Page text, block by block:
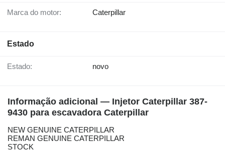
Marca do motor: Caterpillar
Estado
Estado: novo
Informação adicional — Injetor Caterpillar 387-
9430 para escavadora Caterpillar
NEW GENUINE CATERPILLAR
REMAN GENUINE CATERPILLAR
STOCK